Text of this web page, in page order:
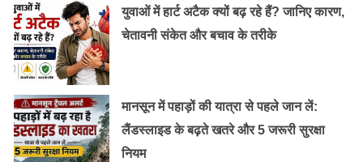
युवाओं में हार्ट अटैक क्यों बढ़ रहे हैं? जानिए कारण,
चेतावनी संकेत और बचाव के तरीके
मानसून में पहाड़ों की यात्रा से पहले जान लें:
लैंडस्लाइड के बढ़ते खतरे और 5 जरूरी सुरक्षा
नियम